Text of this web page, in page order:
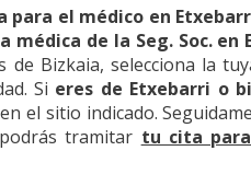
para el médico en
de la Seg. Soc. en
Bizkaia, selecciona la
Si eres de Etxebarri o
el sitio indicado.
tramitar tu cita